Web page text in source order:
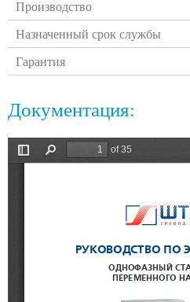
Производство
Назначенный срок службы
Гарантия
Документация: